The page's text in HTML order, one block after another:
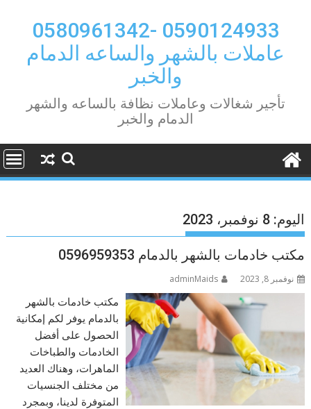
content
0590124933 -0580961342
عاملات بالشهر والساعه الدمام
والخبر
تأجير شغالات وعاملات نظافة بالساعه والشهر
الدمام والخبر
اليوم:8 نوفمبر، 2023
مكتب خادمات بالشهر بالدمام 0596959353
نوفمبر 8, 2023 adminMaids
مكتب خادمات بالشهر
بالدمام يوفر لكم إمكانية
الحصول على أفضل
الخادمات والطباخات
الماهرات، وهناك العديد
من مختلف الجنسيات
المتوفرة لدينا، وبمجرد